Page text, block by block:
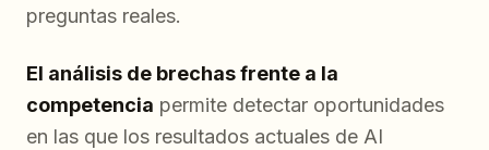
preguntas reales.
El análisis de brechas frente a la
competencia permite detectar oportunidades
en las que los resultados actuales de AI